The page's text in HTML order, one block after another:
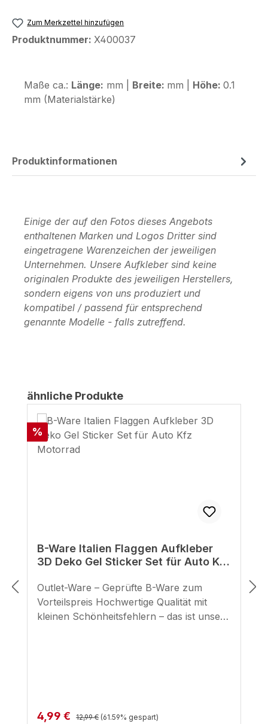
Zum Merkzettel hinzufügen
Produktnummer: X400037
Maße ca.: Länge: mm | Breite: mm | Höhe: 0.1
mm (Materialstärke)
Produktinformationen
Einige der auf den Fotos dieses Angebots
enthaltenen Marken und Logos Dritter sind
eingetragene Warenzeichen der jeweiligen
Unternehmen. Unsere Aufkleber sind keine
originalen Produkte des jeweiligen Herstellers,
sondern eigens von uns produziert und
kompatibel / passend für entsprechend
genannte Modelle - falls zutreffend.
Produktgalerie überspringen
ähnliche Produkte
Rabatt
%
B-Ware Italien Flaggen Aufkleber
3D Deko Gel Sticker Set für Auto Kfz
Outlet-Ware – Geprüfte B-Ware zum
Vorteilspreis Hochwertige Qualität mit
kleinen Schönheitsfehlern – das ist unsere
Pads für den seitlichen Tankbereich
Verkaufspreis:
4,99 € Regulärer Preis:
12,99 € (61.59% gespart)